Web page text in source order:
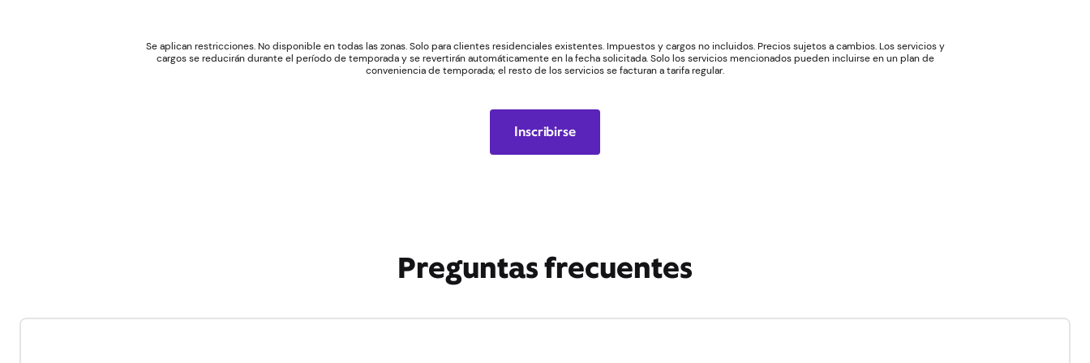
Se aplican restricciones. No disponible en todas las zonas. Solo para clientes residenciales existentes. Impuestos y cargos no incluidos. Precios sujetos a cambios. Los servicios y
cargos se reducirán durante el período de temporada y se revertirán automáticamente en la fecha solicitada. Solo los servicios mencionados pueden incluirse en un plan de
conveniencia de temporada; el resto de los servicios se facturan a tarifa regular.
Inscribirse
Preguntas frecuentes